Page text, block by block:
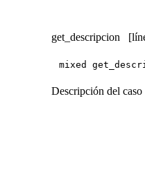
get_descripcion
mixed
Descripción del caso